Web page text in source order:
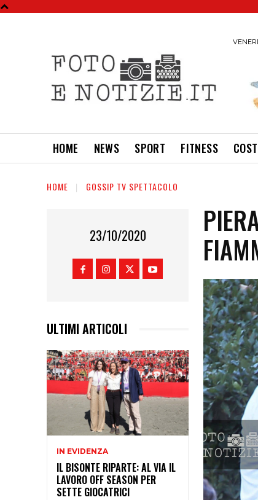
HOME NEWS SPORT FITNESS
HOME GOSSIP TV SPETTACOLO
23/10/2020
ULTIMI ARTICOLI
IN EVIDENZA
IL BISONTE RIPARTE: AL VIA IL
LAVORO OFF SEASON PER
SETTE GIOCATRICI